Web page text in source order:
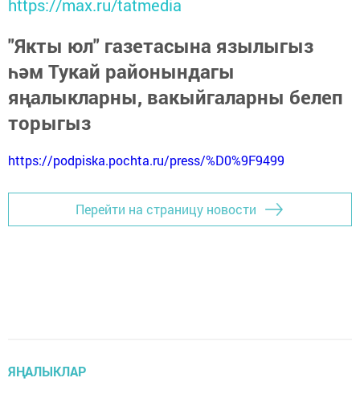
https://max.ru/tatmedia
"Якты юл" газетасына язылыгыз
һәм Тукай районындагы
яңалыкларны, вакыйгаларны белеп
торыгыз
https://podpiska.pochta.ru/press/%D0%9F9499
Перейти на страницу новости
ЯҢАЛЫКЛАР